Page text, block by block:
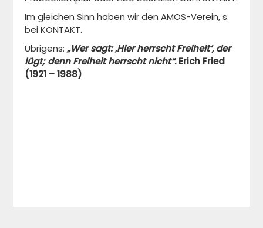
Im gleichen Sinn haben wir den AMOS-Verein, s.
bei KONTAKT.
Übrigens: „Wer sagt: ‚Hier herrscht Freiheit‘, der
lügt; denn Freiheit herrscht nicht“. Erich Fried
(1921 – 1988)